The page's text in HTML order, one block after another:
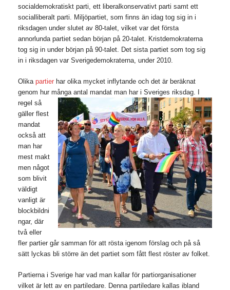
socialdemokratiskt parti, ett liberalkonservativt parti samt ett
socialliberalt parti. Miljöpartiet, som finns än idag tog sig in i
riksdagen under slutet av 80-talet, vilket var det första
annorlunda partiet sedan början på 20-talet. Kristdemokraterna
tog sig in under början på 90-talet. Det sista partiet som tog sig
in i riksdagen var Sverigedemokraterna, under 2010.
Olika partier har olika mycket inflytande och det är beräknat
genom hur många antal mandat man har i Sveriges riksdag. I
regel så
gäller flest
mandat
också att
man har
mest makt
men något
som blivit
väldigt
vanligt är
blockbildni
ngar, där
två eller
fler partier går samman för att rösta igenom förslag och på så
sätt lyckas bli större än det partiet som fått flest röster av folket.
Partierna i Sverige har vad man kallar för partiorganisationer
vilket är lett av en partiledare. Denna partiledare kallas ibland